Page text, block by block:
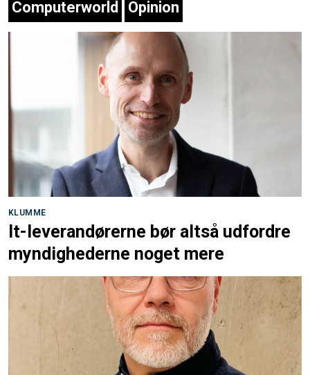
Computerworld Opinion
KLUMME
It-leverandørerne bør altså udfordre
myndighederne noget mere